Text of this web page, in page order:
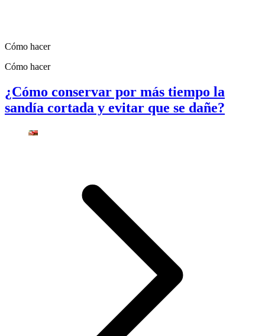
Cómo hacer
Cómo hacer
¿Cómo conservar por más tiempo la
sandía cortada y evitar que se dañe?